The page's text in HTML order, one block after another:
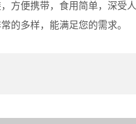
方便携带，食用简单，深受人
的多样，能满足您的需求。